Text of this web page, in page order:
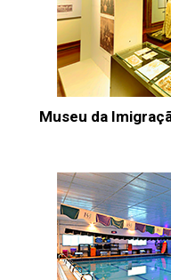
Museu da